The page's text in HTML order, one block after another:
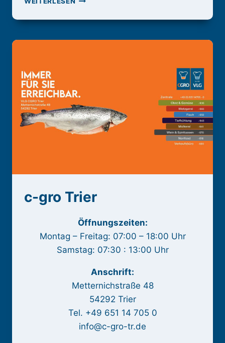
c-gro Trier
Öffnungszeiten:
Montag – Freitag: 07:00 – 18:00 Uhr
Samstag: 07:30 : 13:00 Uhr
Anschrift:
Metternichstraße 48
54292 Trier
Tel. +49 651 14 705 0
info@c-gro-tr.de